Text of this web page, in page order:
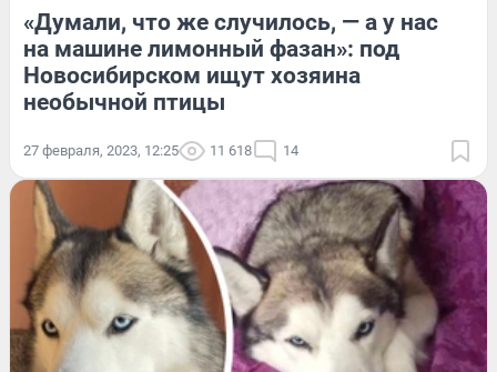
«Думали, что же случилось, — а у нас
на машине лимонный фазан»: под
Новосибирском ищут хозяина
необычной птицы
27 февраля, 2023, 12:25 11 618 14